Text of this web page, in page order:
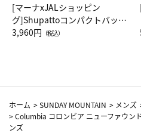
[マーナxJALショッピン
グ]Shupattoコンパクトバッグ
Drop JAL客室乗務員（LC）ス
3,960円 （税込）
ホーム >SUNDAY MOUNTAIN > メンズ
>Columbia コロンビア ニューファウン
ンズ